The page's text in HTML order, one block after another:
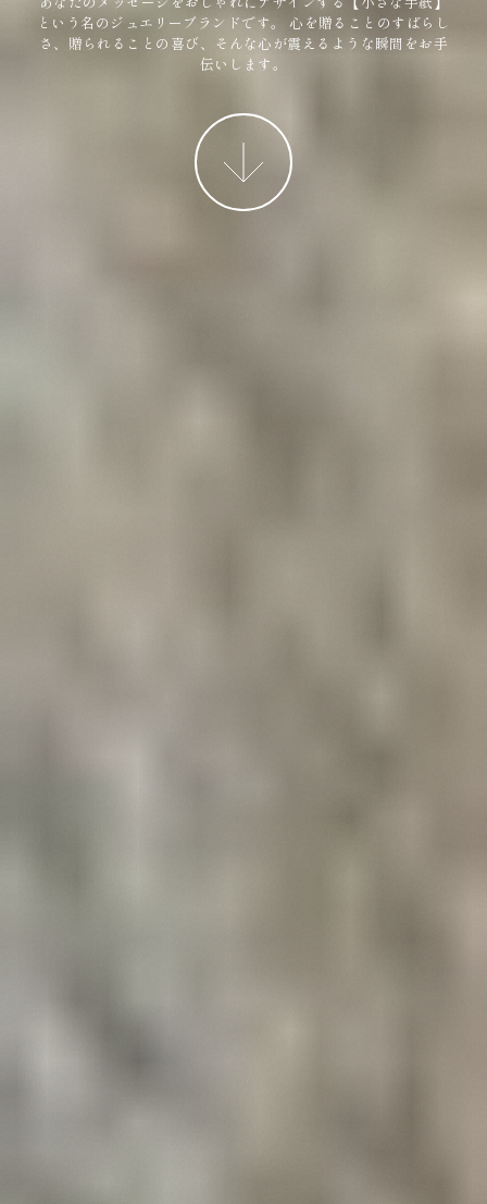
という名のジュエリーブランドです。
心を贈ることのすばらし
さ、贈られることの喜び、そんな心が震えるような瞬間をお手
伝いします。